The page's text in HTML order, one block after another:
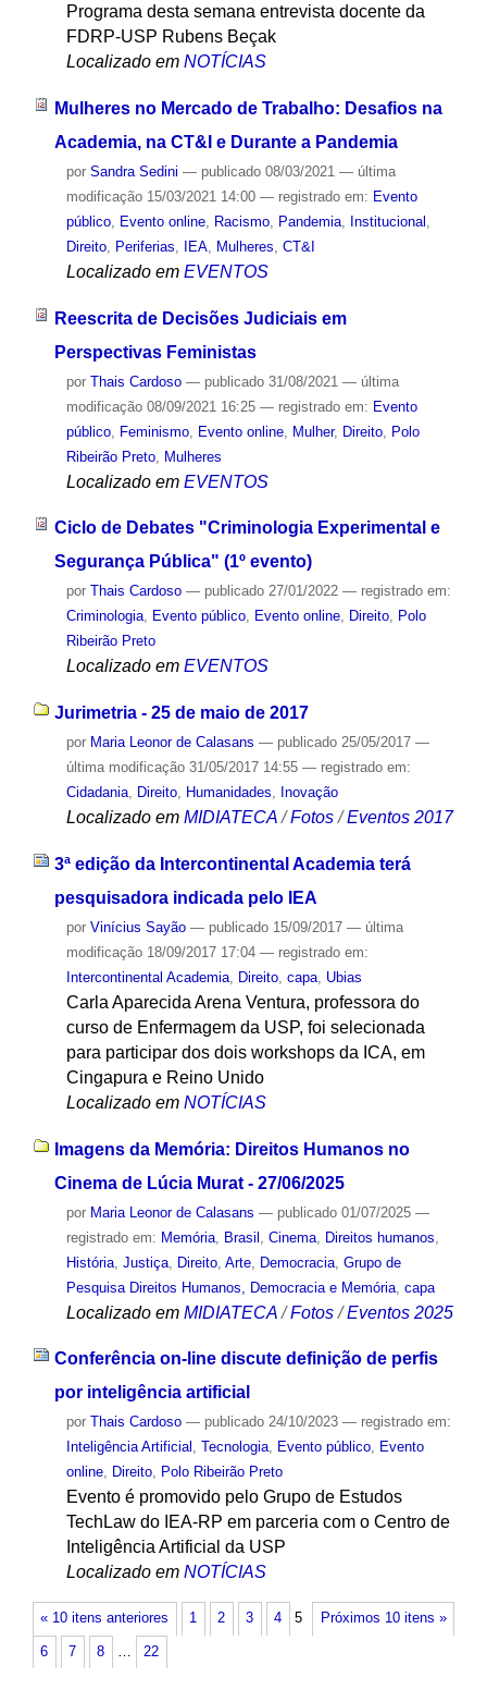
Programa desta semana entrevista docente da
FDRP-USP Rubens Beçak
Localizado em NOTÍCIAS
Mulheres no Mercado de Trabalho: Desafios na
Academia, na CT&I e Durante a Pandemia
por Sandra Sedini — publicado08/03/2021 — última
modificação15/03/2021 14:00 — registrado em: Evento
público, Evento online, Racismo, Pandemia, Institucional ,
Direito, Periferias, IEA, Mulheres, CT&I
Localizado em EVENTOS
Reescrita de Decisões Judiciais em
Perspectivas Feministas
por Thais Cardoso — publicado31/08/2021 — última
modificação08/09/2021 16:25 — registrado em: Evento
público, Feminismo, Evento online, Mulher, Direito, Polo
Ribeirão Preto, Mulheres
Localizado em EVENTOS
Ciclo de Debates "Criminologia Experimental e
Segurança Pública" (1º evento)
por Thais Cardoso — publicado27/01/2022 — registrado em:
Criminologia, Evento público, Evento online, Direito, Polo
Ribeirão Preto
Localizado em EVENTOS
Jurimetria - 25 de maio de 2017
por Maria Leonor de Calasans — publicado25/05/2017 —
última modificação31/05/2017 14:55 — registrado em:
Cidadania, Direito, Humanidades, Inovação
Localizado em MIDIATECA /Fotos /Eventos 2017
3ª edição da Intercontinental Academia terá
pesquisadora indicada pelo IEA
por Vinícius Sayão — publicado15/09/2017 — última
modificação18/09/2017 17:04 — registrado em:
Intercontinental Academia, Direito, capa, Ubias
Carla Aparecida Arena Ventura, professora do
curso de Enfermagem da USP, foi selecionada
para participar dos dois workshops da ICA, em
Cingapura e Reino Unido
Localizado em NOTÍCIAS
Imagens da Memória: Direitos Humanos no
Cinema de Lúcia Murat - 27/06/2025
por Maria Leonor de Calasans — publicado01/07/2025 —
registrado em: Memória, Brasil Cinema, Direitos humanos
História, Justiça, Direito, Arte, Democracia, Grupo de
Pesquisa Direitos Humanos, Democracia e Memória, capa
Localizado em MIDIATECA /Fotos /Eventos 2025
Conferência on-line discute definição de perfis
por inteligência artificial
por Thais Cardoso — publicado24/10/2023 — registrado em:
Inteligência Artificial , Tecnologia, Evento público, Evento
online, Direito, Polo Ribeirão Preto
Evento é promovido pelo Grupo de Estudos
TechLaw do IEA-RP em parceria com o Centro de
Inteligência Artificial da USP
Localizado em NOTÍCIAS
« 10 itens anteriores Próximos 10 itens »
1 2 3 4 5
6 7 8 … 22